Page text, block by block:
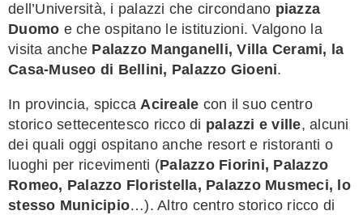
dell’Università, i palazzi che circondano piazza
Duomo e che ospitano le istituzioni. Valgono la
visita anche Palazzo Manganelli, Villa Cerami, la
Casa-Museo di Bellini, Palazzo Gioeni.
In provincia, spiccaAcireale con il suo centro
storico settecentesco ricco di palazzi e ville, alcuni
dei quali oggi ospitano anche resort e ristoranti o
luoghi per ricevimenti (Palazzo Fiorini, Palazzo
Romeo, Palazzo Floristella, Palazzo Musmeci, lo
stesso Municipio…). Altro centro storico ricco di